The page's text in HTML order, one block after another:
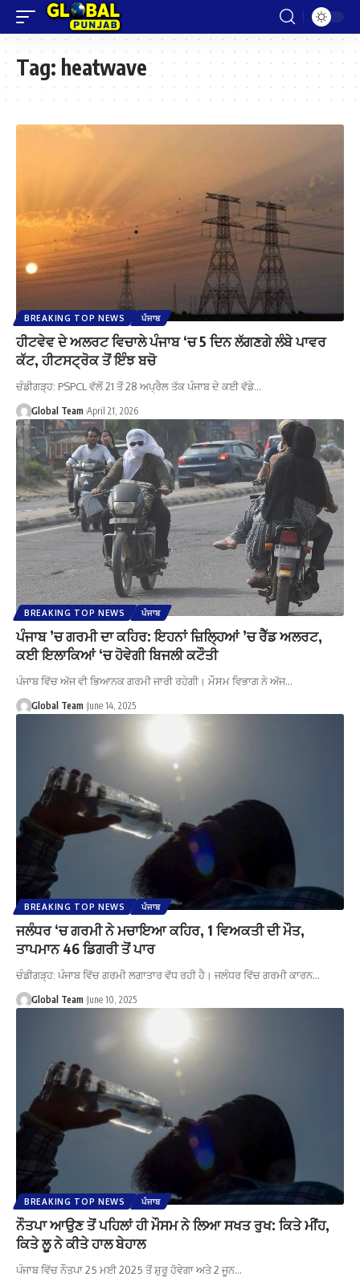
Tag: heatwave
BREAKING TOP NEWS ਪੰਜਾਬ
ਹੀਟਵੇਵ ਦੇ ਅਲਰਟ ਵਿਚਾਲੇ ਪੰਜਾਬ ‘ਚ 5 ਦਿਨ ਲੱਗਣਗੇ ਲੰਬੇ ਪਾਵਰ
ਕੱਟ, ਹੀਟਸਟ੍ਰੋਕ ਤੋਂ ਇੰਝ ਬਚੋ
ਚੰਡੀਗੜ੍ਹ: PSPCL ਵੱਲੋਂ 21 ਤੋਂ 28 ਅਪ੍ਰੈਲ ਤੱਕ ਪੰਜਾਬ ਦੇ ਕਈ ਵੱਡੇ…
Global Team April 21, 2026
BREAKING TOP NEWS ਪੰਜਾਬ
ਪੰਜਾਬ ’ਚ ਗਰਮੀ ਦਾ ਕਹਿਰ: ਇਹਨਾਂ ਜ਼ਿਲ੍ਹਿਆਂ ’ਚ ਰੈੱਡ ਅਲਰਟ,
ਕਈ ਇਲਾਕਿਆਂ ‘ਚ ਹੋਵੇਗੀ ਬਿਜਲੀ ਕਟੌਤੀ
ਪੰਜਾਬ ਵਿੱਚ ਅੱਜ ਵੀ ਭਿਆਨਕ ਗਰਮੀ ਜਾਰੀ ਰਹੇਗੀ। ਮੌਸਮ ਵਿਭਾਗ ਨੇ ਅੱਜ…
Global Team June 14, 2025
BREAKING TOP NEWS ਪੰਜਾਬ
ਜਲੰਧਰ ‘ਚ ਗਰਮੀ ਨੇ ਮਚਾਇਆ ਕਹਿਰ, 1 ਵਿਅਕਤੀ ਦੀ ਮੌਤ,
ਤਾਪਮਾਨ 46 ਡਿਗਰੀ ਤੋਂ ਪਾਰ
ਚੰਡੀਗੜ੍ਹ: ਪੰਜਾਬ ਵਿੱਚ ਗਰਮੀ ਲਗਾਤਾਰ ਵੱਧ ਰਹੀ ਹੈ। ਜਲੰਧਰ ਵਿੱਚ ਗਰਮੀ ਕਾਰਨ…
Global Team June 10, 2025
BREAKING TOP NEWS ਪੰਜਾਬ
ਨੌਤਪਾ ਆਉਣ ਤੋਂ ਪਹਿਲਾਂ ਹੀ ਮੌਸਮ ਨੇ ਲਿਆ ਸਖਤ ਰੁਖ: ਕਿਤੇ ਮੀਂਹ,
ਕਿਤੇ ਲੂ ਨੇ ਕੀਤੇ ਹਾਲ ਬੇਹਾਲ
ਪੰਜਾਬ ਵਿੱਚ ਨੌਤਪਾ 25 ਮਈ 2025 ਤੋਂ ਸ਼ੁਰੂ ਹੋਵੇਗਾ ਅਤੇ 2 ਜੂਨ…